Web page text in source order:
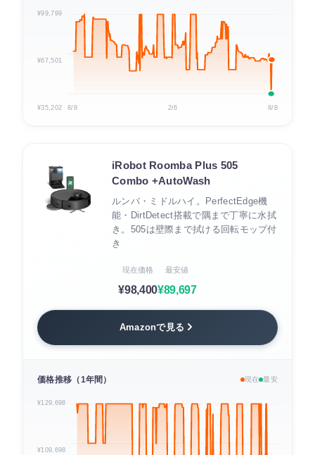
¥99,799
¥67,501
¥35,202 8/8 2/6 8/8
iRobot Roomba Plus 505
Combo +AutoWash
ルンバ・ミドルハイ。PerfectEdge機
能・DirtDetect搭載で隅まで丁寧に水拭
き。505は壁際まで拭ける回転モップ付
き
現在価格
¥98,400
最安値
¥89,697
Amazonで見る
価格推移（1年間） 現在 最安
¥129,698
¥109,698